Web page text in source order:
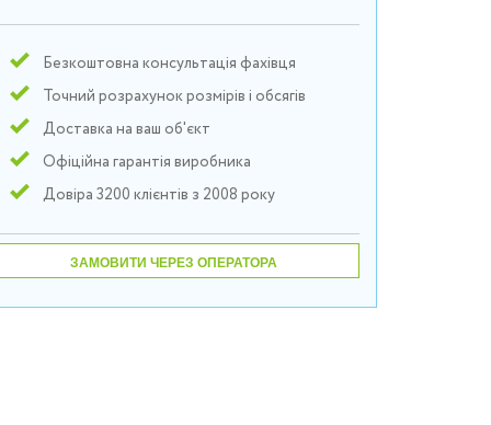
Безкоштовна консультація фахівця
Точний розрахунок розмірів і обсягів
Доставка на ваш об'єкт
Офіційна гарантія виробника
Довіра 3200 клієнтів з 2008 року
ЗАМОВИТИ ЧЕРЕЗ ОПЕРАТОРА